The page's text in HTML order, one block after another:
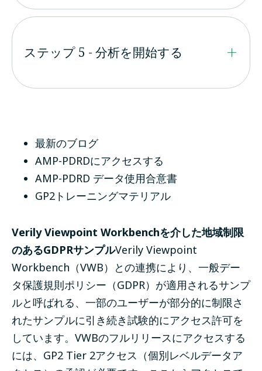
ステップ 5 - 分析を開始する
最新のブログ
AMP-PDRDにアクセスする
AMP-PDRD データ使用合意書
GP2トレーニングマテリアル
Verily Viewpoint Workbenchを介した地域制限
のあるGDPRサンプルVerily Viewpoint
Workbench（VWB）との連携により、一般デー
タ保護規則ポリシー（GDPR）が適用されるサンプ
ルと呼ばれる、一部のユーザーが部分的に制限さ
れたサンプルに引き続き試験的にアクセス許可を
しています。VWBのフルリリースにアクセスする
には、GP2 Tier 2アクセス（個別レベルデータア